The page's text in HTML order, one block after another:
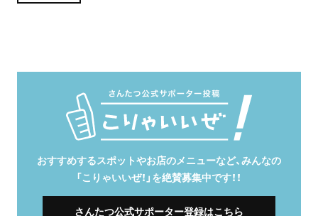
おすすめするスポットやお店のメニューなど、みんなの
「こりゃいいぜ！」を絶賛募集中です！！
さんたつ公式サポーター登録はこちら